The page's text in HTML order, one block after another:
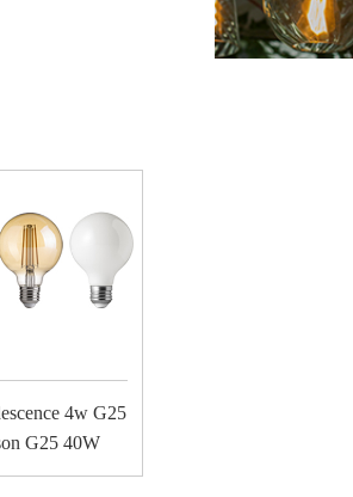
4w G25
G25 40W